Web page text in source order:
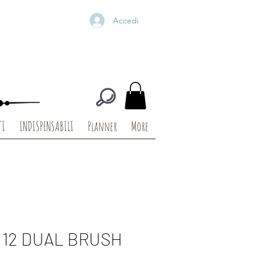
Accedi
INDISPENSABILI Planner More
DUAL BRUSH